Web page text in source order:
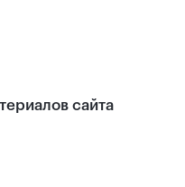
сайта